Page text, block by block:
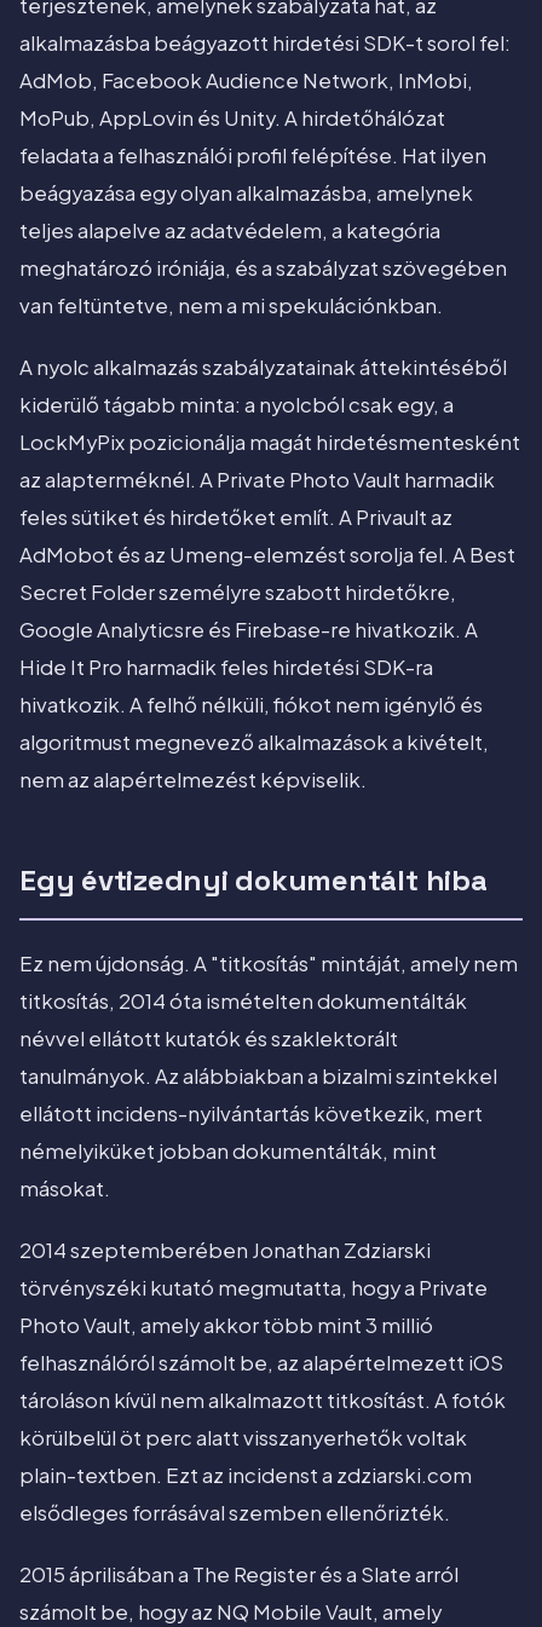
terjesztenek, amelynek szabályzata hat, az
alkalmazásba beágyazott hirdetési SDK-t sorol fel:
AdMob, Facebook Audience Network, InMobi,
MoPub, AppLovin és Unity. A hirdetőhálózat
feladata a felhasználói profil felépítése. Hat ilyen
beágyazása egy olyan alkalmazásba, amelynek
teljes alapelve az adatvédelem, a kategória
meghatározó iróniája, és a szabályzat szövegében
van feltüntetve, nem a mi spekulációnkban.
A nyolc alkalmazás szabályzatainak áttekintéséből
kiderülő tágabb minta: a nyolcból csak egy, a
LockMyPix pozicionálja magát hirdetésmentesként
az alapterméknél. A Private Photo Vault harmadik
feles sütiket és hirdetőket említ. A Privault az
AdMobot és az Umeng-elemzést sorolja fel. A Best
Secret Folder személyre szabott hirdetőkre,
Google Analyticsre és Firebase-re hivatkozik. A
Hide It Pro harmadik feles hirdetési SDK-ra
hivatkozik. A felhő nélküli, fiókot nem igénylő és
algoritmust megnevező alkalmazások a kivételt,
nem az alapértelmezést képviselik.
Egy évtizednyi dokumentált hiba
Ez nem újdonság. A "titkosítás" mintáját, amely nem
titkosítás, 2014 óta ismételten dokumentálták
névvel ellátott kutatók és szaklektorált
tanulmányok. Az alábbiakban a bizalmi szintekkel
ellátott incidens-nyilvántartás következik, mert
némelyiküket jobban dokumentálták, mint
másokat.
2014 szeptemberében Jonathan Zdziarski
törvényszéki kutató megmutatta, hogy a Private
Photo Vault, amely akkor több mint 3 millió
felhasználóról számolt be, az alapértelmezett iOS
tároláson kívül nem alkalmazott titkosítást. A fotók
körülbelül öt perc alatt visszanyerhetők voltak
plain-textben. Ezt az incidenst a zdziarski.com
elsődleges forrásával szemben ellenőrizték.
2015 áprilisában a The Register és a Slate arról
számolt be, hogy az NQ Mobile Vault, amely